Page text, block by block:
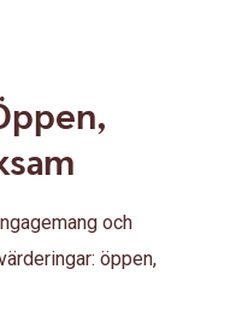
och
öppen,